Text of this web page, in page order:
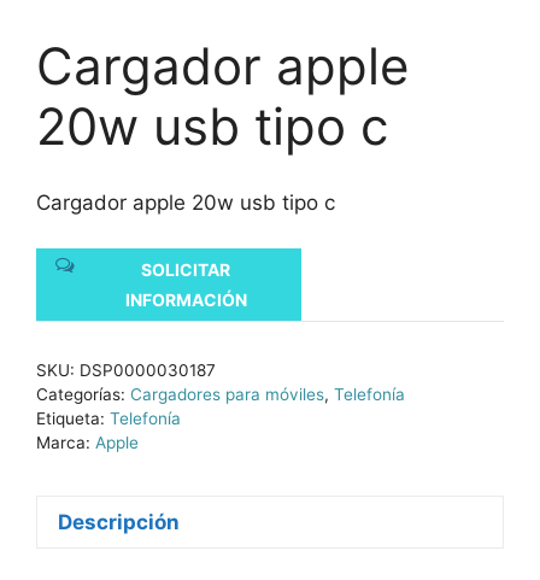
Cargador apple
20w usb tipo c
Cargador apple 20w usb tipo c
SOLICITAR
INFORMACIÓN
SKU: DSP0000030187
Categorías: Cargadores para móviles, Telefonía
Etiqueta: Telefonía
Marca: Apple
Descripción